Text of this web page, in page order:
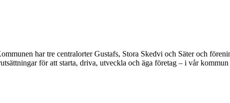
har tre centralorter Gustafs, Stora Skedvi och Säter och
för att starta, driva, utveckla och äga företag – i vår